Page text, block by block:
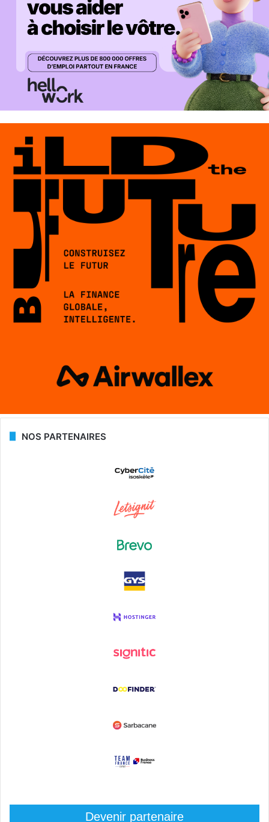
NOS PARTENAIRES
Devenir partenaire